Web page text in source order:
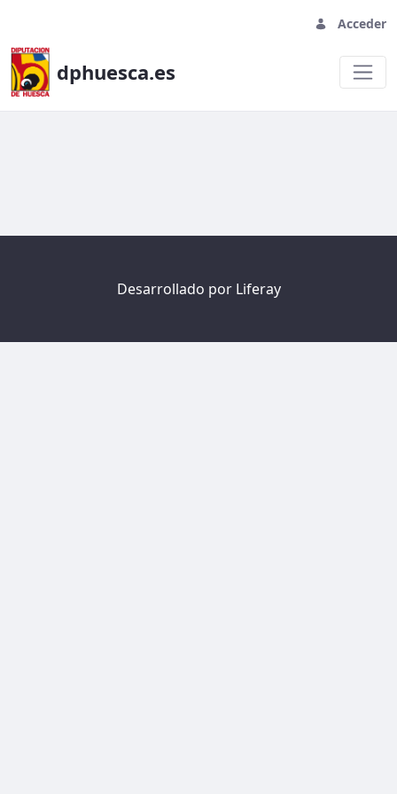
Acceder
dphuesca.es
Desarrollado por Liferay